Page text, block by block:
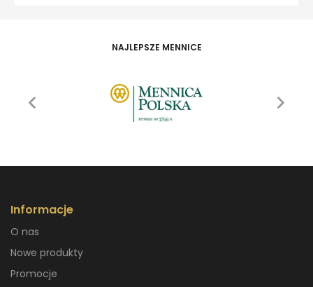
NAJLEPSZE MENNICE
Informacje
O nas
Nowe produkty
Promocje